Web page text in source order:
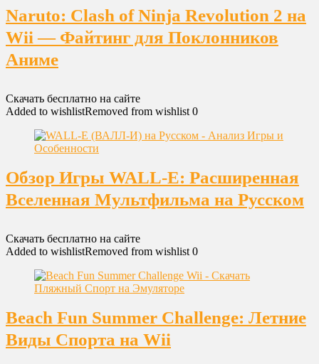
Naruto: Clash of Ninja Revolution 2 на
Wii — Файтинг для Поклонников
Аниме
Скачать бесплатно на сайте
Added to wishlistRemoved from wishlist 0
Обзор Игры WALL-E: Расширенная
Вселенная Мультфильма на Русском
Скачать бесплатно на сайте
Added to wishlistRemoved from wishlist 0
Beach Fun Summer Challenge: Летние
Виды Спорта на Wii